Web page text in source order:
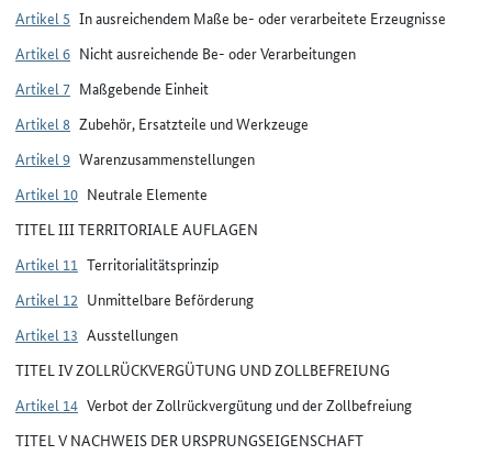
Artikel 5 In ausreichendem Maße be- oder verarbeitete Erzeugnisse
Artikel 6 Nicht ausreichende Be- oder Verarbeitungen
Artikel 7 Maßgebende Einheit
Artikel 8 Zubehör, Ersatzteile und Werkzeuge
Artikel 9 Warenzusammenstellungen
Artikel 10 Neutrale Elemente
TITEL III TERRITORIALE AUFLAGEN
Artikel 11 Territorialitätsprinzip
Artikel 12 Unmittelbare Beförderung
Artikel 13 Ausstellungen
TITEL IV ZOLLRÜCKVERGÜTUNG UND ZOLLBEFREIUNG
Artikel 14 Verbot der Zollrückvergütung und der Zollbefreiung
TITEL V NACHWEIS DER URSPRUNGSEIGENSCHAFT